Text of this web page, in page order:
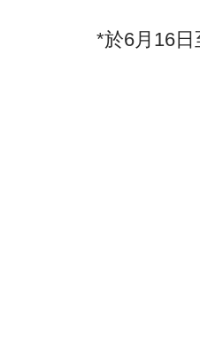
*於6月16日
「我很
態度友
2025-2026年度課程現